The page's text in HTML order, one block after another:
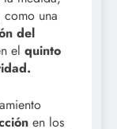
una
del
el quinto
en los